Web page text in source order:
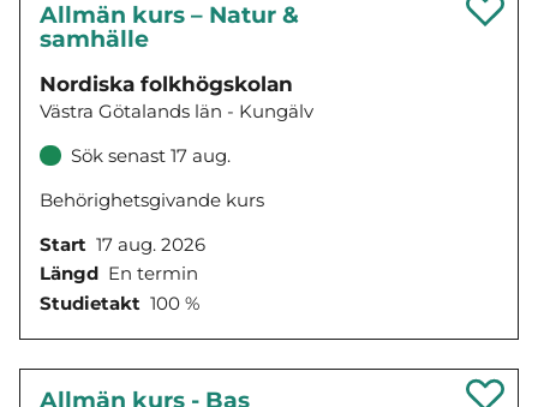
Allmän kurs – Natur &
samhälle
Nordiska folkhögskolan
Västra Götalands län - Kungälv
Sök senast 17 aug.
Behörighetsgivande kurs
Start 17 aug. 2026
Längd En termin
Studietakt 100 %
Allmän kurs - Bas